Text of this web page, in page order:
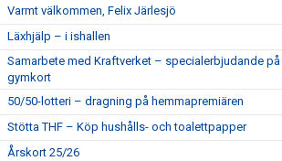
Varmt välkommen, Felix Järlesjö
Läxhjälp – i ishallen
Samarbete med Kraftverket – specialerbjudande på
gymkort
50/50-lotteri – dragning på hemmapremiären
Stötta THF – Köp hushålls- och toalettpapper
Årskort 25/26